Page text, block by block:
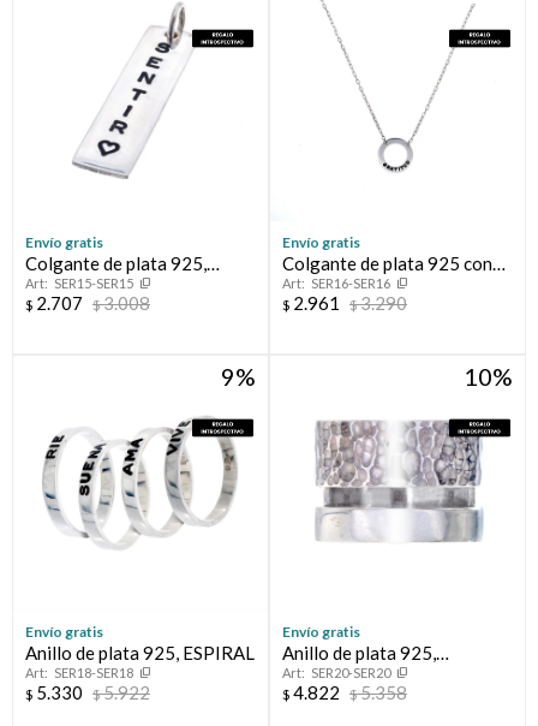
Envío gratis
Colgante de plata 925,
SENTIR.
SER15-SER15
$ 2.707 $3.008
Envío gratis
Colgante de plata 925 con
cadena, GRATITUD.
SER16-SER16
$ 2.961 $3.290
9
Envío gratis
Anillo de plata 925, ESPIRAL
SER18-SER18
$ 5.330 $5.922
10
Envío gratis
Anillo de plata 925,
AURORA.
SER20-SER20
$ 4.822 $5.358